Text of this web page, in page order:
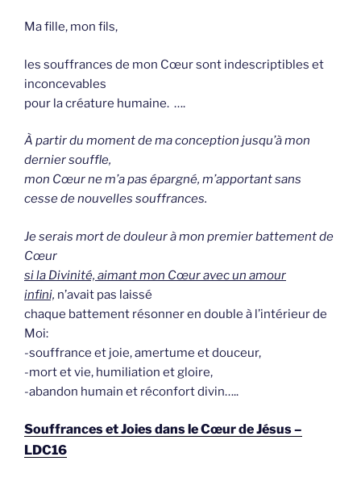
Ma fille, mon fils,
les souffrances de mon Cœur sont indescriptibles et
inconcevables
pour la créature humaine. ….
À partir du moment de ma conception jusqu’à mon
dernier souffle,
mon Cœur ne m’a pas épargné, m’apportant sans
cesse de nouvelles souffrances.
Je serais mort de douleur à mon premier battement de
Cœur
si la Divinité, aimant mon Cœur avec un amour
infini, n’avait pas laissé
chaque battement résonner en double à l’intérieur de
Moi:
-souffrance et joie, amertume et douceur,
-mort et vie, humiliation et gloire,
-abandon humain et réconfort divin…..
Souffrances et Joies dans le Cœur de Jésus –
LDC16